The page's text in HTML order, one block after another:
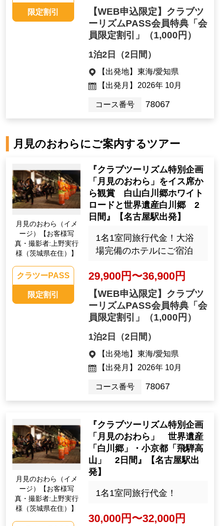
限定割引
【WEB申込限定】クラブツ
ーリズムPASS会員特典「会
員限定割引」
（1,000円）
1泊2日（2日間）
【出発地】 東海/愛知県
【出発月】 2026年 10月
コース番号 78067
月見のおわらにご案内するツアー
月見のおわら（イメ
ージ）【お客様写
真・撮影者:上野実行
様（茨城県在住）】
クラツーPASS
限定割引
『クラブツーリズム特別企画
「月見のおわら」をイス席か
ら観賞 白山白川郷ホワイト
ロードと世界遺産白川郷 2
日間』【名古屋駅出発】
1名1室同旅行代金！大浴
場完備のホテルにご宿泊
29,900円〜36,900円
【WEB申込限定】クラブツ
ーリズムPASS会員特典「会
員限定割引」
（1,000円）
1泊2日（2日間）
【出発地】 東海/愛知県
【出発月】 2026年 10月
コース番号 78067
月見のおわら（イメ
ージ）【お客様写
真・撮影者:上野実行
様（茨城県在住）】
『クラブツーリズム特別企画
「月見のおわら」 世界遺産
「白川郷」・小京都「飛騨高
山」 2日間』【名古屋駅出
発】
1名1室同旅行代金！
30,000円〜32,000円